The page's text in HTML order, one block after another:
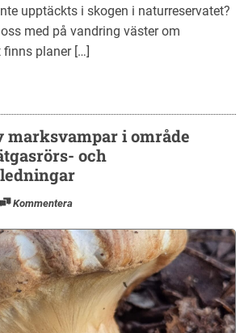
upptäckts i skogen i naturreservatet?
med på vandring väster om
finns planer […]
marksvampar i område
och
Kommentera